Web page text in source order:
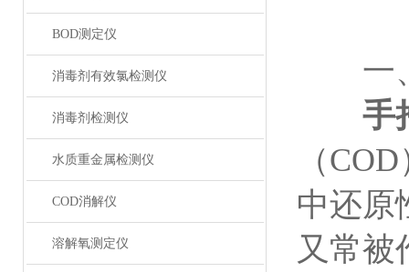
BOD测定仪
消毒剂有效氯检测仪
消毒剂检测仪
水质重金属检测仪
COD消解仪
溶解氧测定仪
一、
手
（
中还原
又常被